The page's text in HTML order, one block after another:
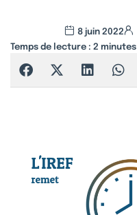
8 juin 2022
Temps de lecture : 2 minutes